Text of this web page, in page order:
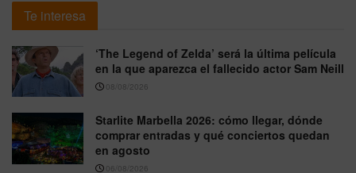
Te interesa
‘The Legend of Zelda’ será la última película
en la que aparezca el fallecido actor Sam Neill
08/08/2026
Starlite Marbella 2026: cómo llegar, dónde
comprar entradas y qué conciertos quedan
en agosto
06/08/2026